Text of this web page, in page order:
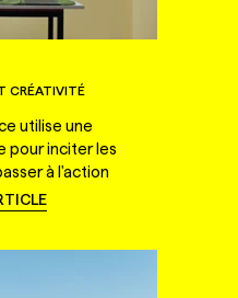
CRÉATIVITÉ
utilise une
pour inciter les
à l'action